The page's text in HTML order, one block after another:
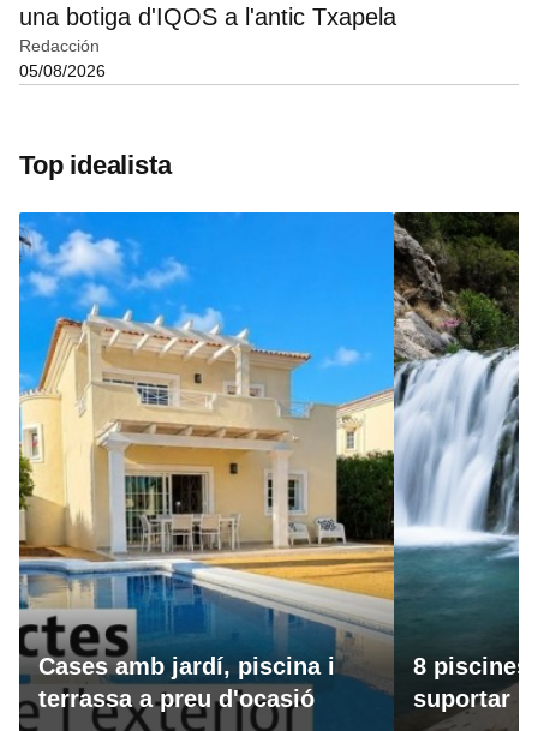
una botiga d'IQOS a l'antic Txapela
Redacción
05/08/2026
Top idealista
Cases amb jardí, piscina i
terrassa a preu d'ocasió
8 piscines
suportar